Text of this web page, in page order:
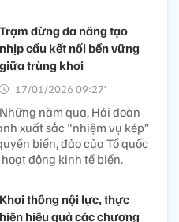
Trạm dừng đa năng tạo
nhịp cầu kết nối bền vững
giữa trùng khơi
17/01/2026 09:27’
Những năm qua, Hải đoàn
xuất sắc "nhiệm vụ kép”
biển, đảo của Tổ quốc
động kinh tế biển.
Khơi thông nội lực, thực
hiện hiệu quả các chương